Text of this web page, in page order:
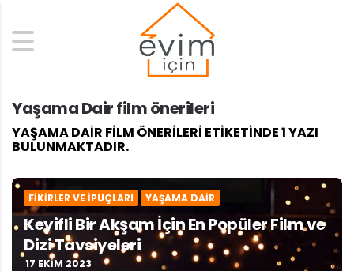
Search
Yaşama Dair film önerileri
YAŞAMA DAIR FILM ÖNERILERI ETIKETINDE 1 YAZI
BULUNMAKTADIR.
FIKIRLER VE İPUÇLARI YAŞAMA DAIR
Keyifli Bir Akşam İçin En Popüler Film ve
Dizi Tavsiyeleri
17 EKIM 2023